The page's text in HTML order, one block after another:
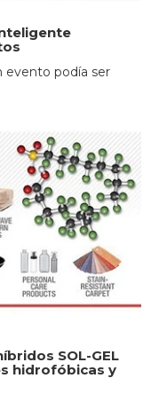
evento podía ser
SOL-GEL
hidrofóbicas y